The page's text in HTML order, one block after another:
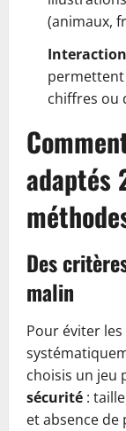
(animaux,
permettent
chiffres ou
adaptés
Des
malin
Pour éviter
choisis un jeu
sécurité :
et absence de